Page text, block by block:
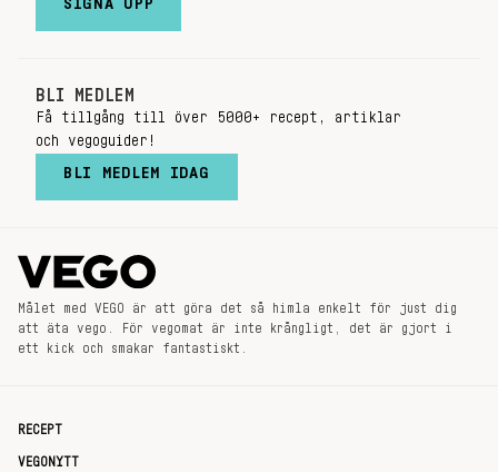
SIGNA UPP
BLI MEDLEM
Få tillgång till över 5000+ recept, artiklar
och vegoguider!
BLI MEDLEM IDAG
Målet med VEGO är att göra det så himla enkelt för just dig
att äta vego. För vegomat är inte krångligt, det är gjort i
ett kick och smakar fantastiskt.
RECEPT
VEGONYTT